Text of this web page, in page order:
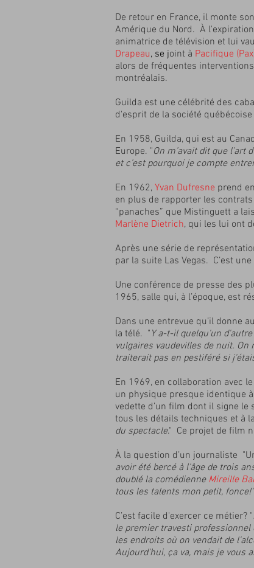
De retour en France, il monte
Amérique du Nord. À
animatrice de télévision et lui
Drapeau, se joint à Pacifique
alors de fréquentes
montréalais.
Guilda est une célébrité des
d'esprit de la société
En 1958, Guilda, qui est au
Europe. "On m’avait dit que
et c’est pourquoi je compte
En 1962, Yvan Dufresne prend
en plus de rapporter les
“panaches” que Mistinguett a
Marlène Dietrich, qui les lui ont
Après une série de
par la suite Las Vegas. C’est
Une conférence de presse des
1965, salle qui, à l’époque, est
Dans une entrevue qu’il donne
la télé. " Y a-t-il quelqu'un
vulgaires vaudevilles de nuit.
traiterait pas en pestiféré si
En 1969, en collaboration avec
un physique presque identique
vedette d’un film dont il signe le
tous les détails techniques et à
du spectacle." Ce projet de film
À la question d’un journaliste
avoir été bercé à l'âge de trois
doublé la comédienne Mireille
tous les talents mon petit, fonce!"
C’est facile d'exercer ce métier? "
le premier travesti professionnel
les endroits où on vendait de
Aujourd'hui, ça va, mais je vous